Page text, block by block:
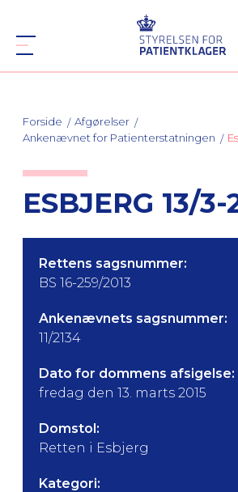
Forside
Afgørelser
Ankenævnet for Patienterstatningen
ESBJERG 13/3-
Rettens sagsnummer:
BS 16-259/2013
Ankenævnets sagsnummer:
11/2134
Dato for dommens afsigelse:
fredag den 13. marts 2015
Domstol:
Retten i Esbjerg
Kategori: